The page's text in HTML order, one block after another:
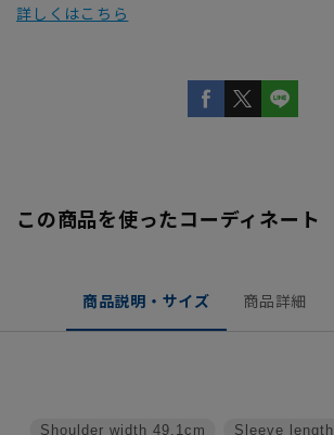
詳しくはこちら
この商品を使ったコーディネート
商品説明・サイズ 商品詳細
Sleeve length
Shoulder width 49.1cm